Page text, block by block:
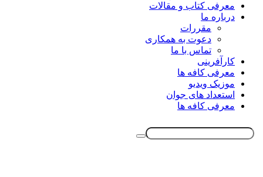
معرفی کتاب و مقالات
درباره ما
مقررات
دعوت به همکاری
تماس با ما
کارآفرینی
معرفی کافه ها
موزیک ویدیو
استعداد های جوان
معرفی کافه ها